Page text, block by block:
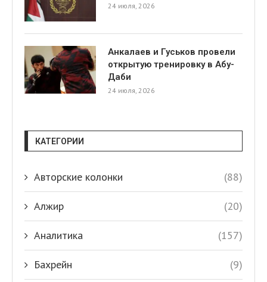
24 июля, 2026
Анкалаев и Гуськов провели
открытую тренировку в Абу-
Даби
24 июля, 2026
КАТЕГОРИИ
Авторские колонки (88)
Алжир (20)
Аналитика (157)
Бахрейн (9)